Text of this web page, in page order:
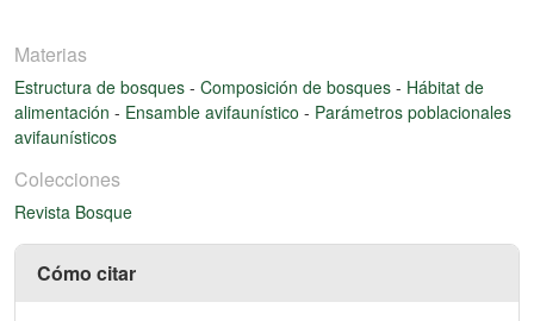
Materias
Estructura de bosques - Composición de bosques - Hábitat de
alimentación - Ensamble avifaunístico - Parámetros poblacionales
avifaunísticos
Colecciones
Revista Bosque
Cómo citar